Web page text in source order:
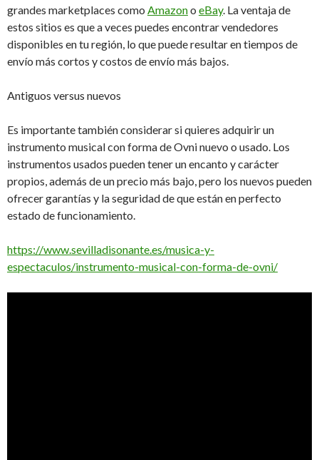
grandes marketplaces como Amazono eBay. La ventaja de
estos sitios es que a veces puedes encontrar vendedores
disponibles en tu región, lo que puede resultar en tiempos de
envío más cortos y costos de envío más bajos.
Antiguos versus nuevos
Es importante también considerar si quieres adquirir un
instrumento musical con forma de Ovni nuevo o usado. Los
instrumentos usados pueden tener un encanto y carácter
propios, además de un precio más bajo, pero los nuevos pueden
ofrecer garantías y la seguridad de que están en perfecto
estado de funcionamiento.
https://www.sevilladisonante.es/musica-y-
espectaculos/instrumento-musical-con-forma-de-ovni/